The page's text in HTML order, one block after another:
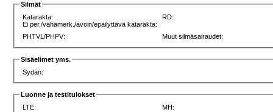
Silmät
Katarakta:
Ei per./vähämerk./avoin/epäilyttävä katarakta:
RD:
PHTVL/PHPV: Muut silmäsairaudet:
Sisäelimet yms.
Sydän:
Luonne ja testitulokset
LTE:
MH: